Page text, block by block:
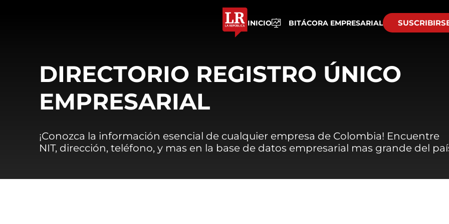
INICIO BITÁCORA EMPRESARIAL
DIRECTORIO REGISTRO ÚNICO
EMPRESARIAL
¡Conozca la información esencial de cualquier empresa de Colombia! Encuentre
NIT, dirección, teléfono, y mas en la base de datos empresarial mas grande del